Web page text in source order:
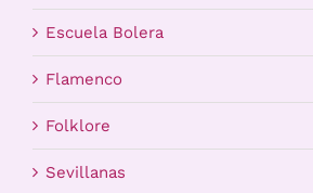
Escuela Bolera
Flamenco
Folklore
Sevillanas